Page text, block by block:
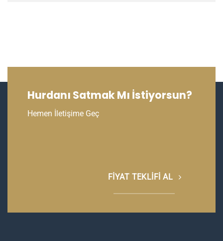
Hurdanı Satmak Mı İstiyorsun?
Hemen İletişime Geç
FIYAT TEKLIFI AL